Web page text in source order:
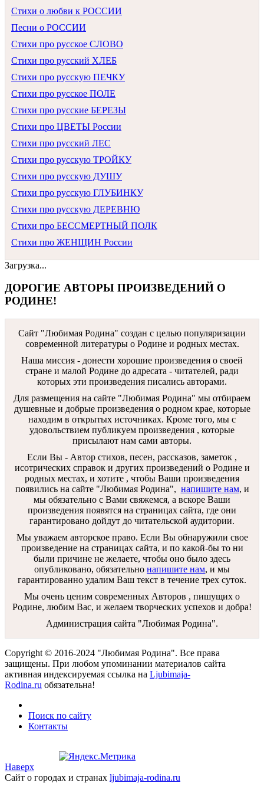
Стихи о любви к РОССИИ
Песни о РОССИИ
Стихи про русское СЛОВО
Стихи про русский ХЛЕБ
Стихи про русскую ПЕЧКУ
Стихи про русское ПОЛЕ
Стихи про русские БЕРЕЗЫ
Стихи про ЦВЕТЫ России
Стихи про русский ЛЕС
Стихи про русскую ТРОЙКУ
Стихи про русскую ДУШУ
Стихи про русскую ГЛУБИНКУ
Стихи про русскую ДЕРЕВНЮ
Стихи про БЕССМЕРТНЫЙ ПОЛК
Стихи про ЖЕНЩИН России
Загрузка...
ДОРОГИЕ АВТОРЫ ПРОИЗВЕДЕНИЙ О
РОДИНЕ!
Сайт "Любимая Родина" создан c целью популяризации
современной литературы о Родине и родных местах.
Наша миссия - донести хорошие произведения о своей
стране и малой Родине до адресата - читателей, ради
которых эти произведения писались авторами.
Для размещения на сайте "Любимая Родина" мы отбираем
душевные и добрые произведения о родном крае, которые
находим в открытых источниках. Кроме того, мы с
удовольствием публикуем произведения , которые
присылают нам сами авторы.
Если Вы - Автор стихов, песен, рассказов, заметок ,
исотрических справок и других произведений о Родине и
родных местах, и хотите , чтобы Ваши произведения
появились на сайте "Любимая Родина", напишите нам, и
мы обязательно с Вами свяжемся, а вскоре Ваши
произведения появятся на страницах сайта, где они
гарантировано дойдут до читательской аудитории.
Мы уважаем авторское право. Если Вы обнаружили свое
произведение на страницах сайта, и по какой-бы то ни
были причине не желаете, чтобы оно было здесь
опубликовано, обязательно напишите нам, и мы
гарантированно удалим Ваш текст в течение трех суток.
Мы очень ценим современных Авторов , пишущих о
Родине, любим Вас, и желаем творческих успехов и добра!
Администрация сайта "Любимая Родина".
Copyright © 2016-2024 "Любимая Родина". Все права
защищены. При любом упоминании материалов сайта
активная индексируемая ссылка на Ljubimaja-
Rodina.ru обязательна!
Поиск по сайту
Контакты
Наверх
Сайт о городах и странах ljubimaja-rodina.ru